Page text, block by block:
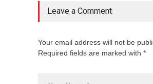
Leave a Comment
Your email address will not be
Required fields are marked with *